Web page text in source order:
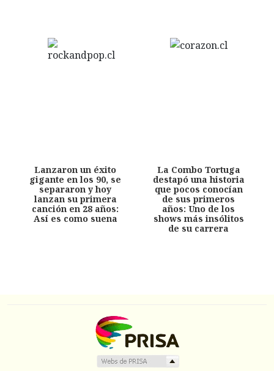
Lanzaron un éxito
gigante en los 90, se
separaron y hoy
lanzan su primera
canción en 28 años:
Así es como suena
La Combo Tortuga
destapó una historia
que pocos conocían
de sus primeros
años: Uno de los
shows más insólitos
de su carrera